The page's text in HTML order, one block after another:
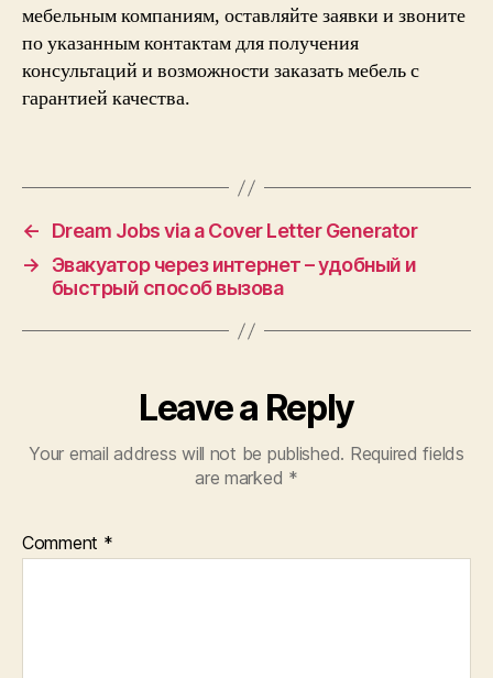
мебельным компаниям, оставляйте заявки и звоните
по указанным контактам для получения
консультаций и возможности заказать мебель с
гарантией качества.
←
Dream Jobs via a Cover Letter Generator
→
Эвакуатор через интернет – удобный и
быстрый способ вызова
Leave a Reply
Your email address will not be published. Required fields
are marked *
Comment *